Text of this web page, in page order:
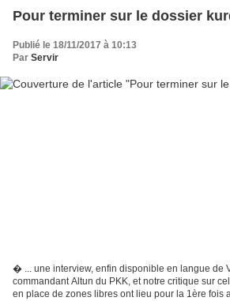
Pour terminer sur le dossier
Publié le 18/11/2017 à 10:13
Par Servir
� ... une interview, enfin disponible en langue de
commandant Altun du PKK, et notre critique sur
en place de zones libres ont lieu pour la 1ère fois